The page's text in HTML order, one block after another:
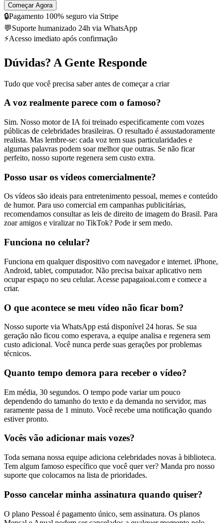
Começar Agora
🔒Pagamento 100% seguro via Stripe
💬Suporte humanizado 24h via WhatsApp
⚡Acesso imediato após confirmação
Dúvidas? A Gente Responde
Tudo que você precisa saber antes de começar a criar
A voz realmente parece com o famoso?
Sim. Nosso motor de IA foi treinado especificamente com vozes
públicas de celebridades brasileiras. O resultado é assustadoramente
realista. Mas lembre-se: cada voz tem suas particularidades e
algumas palavras podem soar melhor que outras. Se não ficar
perfeito, nosso suporte regenera sem custo extra.
Posso usar os vídeos comercialmente?
Os vídeos são ideais para entretenimento pessoal, memes e conteúdo
de humor. Para uso comercial em campanhas publicitárias,
recomendamos consultar as leis de direito de imagem do Brasil. Para
zoar amigos e viralizar no TikTok? Pode ir sem medo.
Funciona no celular?
Funciona em qualquer dispositivo com navegador e internet. iPhone,
Android, tablet, computador. Não precisa baixar aplicativo nem
ocupar espaço no seu celular. Acesse papagaioai.com e comece a
criar.
O que acontece se meu vídeo não ficar bom?
Nosso suporte via WhatsApp está disponível 24 horas. Se sua
geração não ficou como esperava, a equipe analisa e regenera sem
custo adicional. Você nunca perde suas gerações por problemas
técnicos.
Quanto tempo demora para receber o vídeo?
Em média, 30 segundos. O tempo pode variar um pouco
dependendo do tamanho do texto e da demanda no servidor, mas
raramente passa de 1 minuto. Você recebe uma notificação quando
estiver pronto.
Vocês vão adicionar mais vozes?
Toda semana nossa equipe adiciona celebridades novas à biblioteca.
Tem algum famoso específico que você quer ver? Manda pro nosso
suporte que colocamos na lista de prioridades.
Posso cancelar minha assinatura quando quiser?
O plano Pessoal é pagamento único, sem assinatura. Os planos